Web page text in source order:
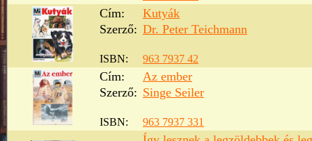
Cím:
Kutyák
Szerző: Dr. Peter Teichmann
ISBN: 963 7937 42
Cím:
Az ember
Szerző: Singe Seiler
ISBN: 963 7937 331